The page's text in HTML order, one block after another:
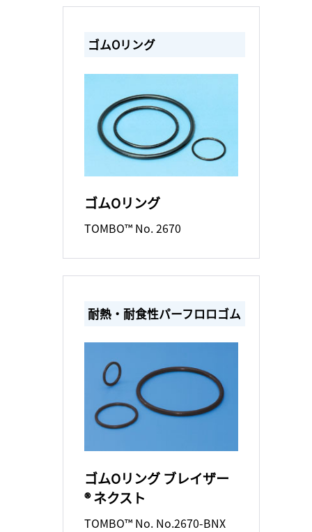
ゴムOリング
ゴムOリング
TOMBO™ No. 2670
耐熱・耐食性パーフロロゴム
ゴムOリング ブレイザー
® ネクスト
TOMBO™ No. No.2670-BNX